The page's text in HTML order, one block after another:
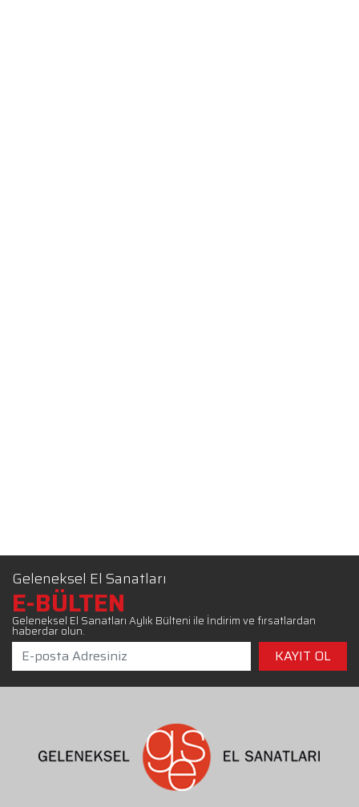
Geleneksel El Sanatları
E-BÜLTEN
Geleneksel El Sanatları Aylık Bülteni ile İndirim ve fırsatlardan
haberdar olun.